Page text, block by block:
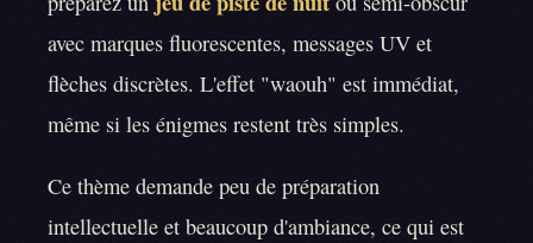
avec marques fluorescentes, messages UV et
flèches discrètes. L'effet "waouh" est immédiat,
même si les énigmes restent très simples.
Ce thème demande peu de préparation
intellectuelle et beaucoup d'ambiance, ce qui est